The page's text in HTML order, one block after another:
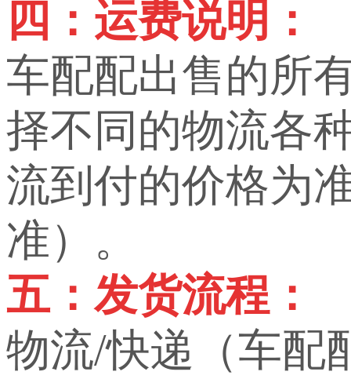
四：运费说明：
车配配出售的所
择不同的物流各
流到付的价格为
准）。
五：发货流程：
物流/快递（车配